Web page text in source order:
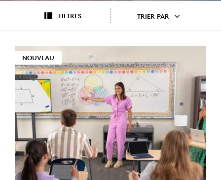
FILTRES TRIER PAR
NOUVEAU